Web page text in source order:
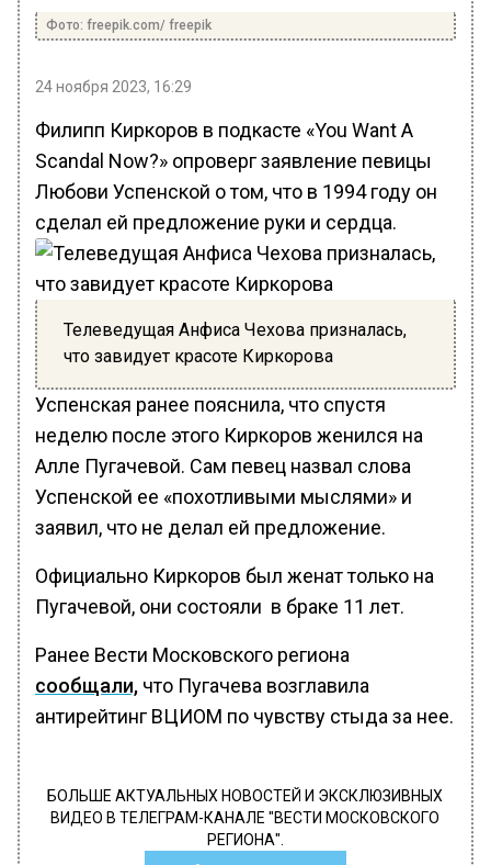
Фото: freepik.com/ freepik
24 ноября 2023, 16:29
Филипп Киркоров в подкасте «You Want A
Scandal Now?» опроверг заявление певицы
Любови Успенской о том, что в 1994 году он
сделал ей предложение руки и сердца.
Телеведущая Анфиса Чехова призналась,
что завидует красоте Киркорова
Успенская ранее пояснила, что спустя
неделю после этого Киркоров женился на
Алле Пугачевой. Сам певец назвал слова
Успенской ее «похотливыми мыслями» и
заявил, что не делал ей предложение.
Официально Киркоров был женат только на
Пугачевой, они состояли в браке 11 лет.
Ранее Вести Московского региона
сообщали, что Пугачева возглавила
антирейтинг ВЦИОМ по чувству стыда за нее.
БОЛЬШЕ АКТУАЛЬНЫХ НОВОСТЕЙ И ЭКСКЛЮЗИВНЫХ
ВИДЕО В ТЕЛЕГРАМ-КАНАЛЕ "ВЕСТИ МОСКОВСКОГО
РЕГИОНА".